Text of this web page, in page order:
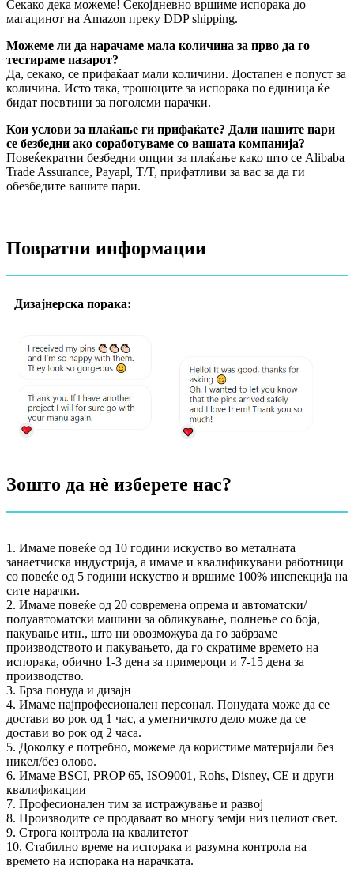
Секако дека можеме! Секојдневно вршиме испорака до
магацинот на Amazon преку DDP shipping.
Можеме ли да нарачаме мала количина за прво да го
тестираме пазарот?
Да, секако, се прифаќаат мали количини. Достапен е попуст за
количина. Исто така, трошоците за испорака по единица ќе
бидат поевтини за поголеми нарачки.
Кои услови за плаќање ги прифаќате? Дали нашите пари
се безбедни ако соработуваме со вашата компанија?
Повеќекратни безбедни опции за плаќање како што се Alibaba
Trade Assurance, Payapl, T/T, прифатливи за вас за да ги
обезбедите вашите пари.
Повратни информации
Дизајнерска порака:
Зошто да нѐ изберете нас?
1. Имаме повеќе од 10 години искуство во металната
занаетчиска индустрија, а имаме и квалификувани работници
со повеќе од 5 години искуство и вршиме 100% инспекција на
сите нарачки.
2. Имаме повеќе од 20 современа опрема и автоматски/
полуавтоматски машини за обликување, полнење со боја,
пакување итн., што ни овозможува да го забрзаме
производството и пакувањето, да го скратиме времето на
испорака, обично 1-3 дена за примероци и 7-15 дена за
производство.
3. Брза понуда и дизајн
4. Имаме најпрофесионален персонал. Понудата може да се
достави во рок од 1 час, а уметничкото дело може да се
достави во рок од 2 часа.
5. Доколку е потребно, можеме да користиме материјали без
никел/без олово.
6. Имаме BSCI, PROP 65, ISO9001, Rohs, Disney, CE и други
квалификации
7. Професионален тим за истражување и развој
8. Производите се продаваат во многу земји низ целиот свет.
9. Строга контрола на квалитетот
10. Стабилно време на испорака и разумна контрола на
времето на испорака на нарачката.